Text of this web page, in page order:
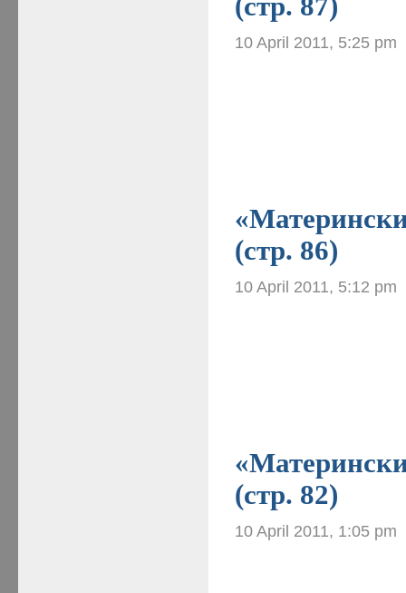
10 April 2011, 5:25 pm
(стр. 86)
10 April 2011, 5:12 pm
(стр. 82)
10 April 2011, 1:05 pm